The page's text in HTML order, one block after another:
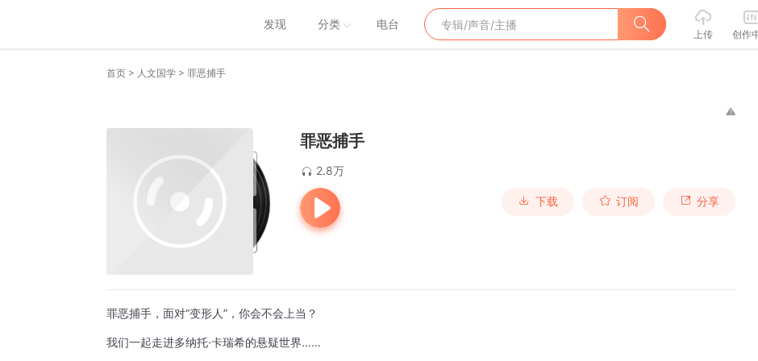
发现 分类 电台
上传 创作
首页 > 人文国学 > 罪恶捕手
罪恶捕手
2.8万
下载 订阅 分享
罪恶捕手，面对“变形人”，你会不会上当？
我们一起走进多纳托·卡瑞希的悬疑世界……